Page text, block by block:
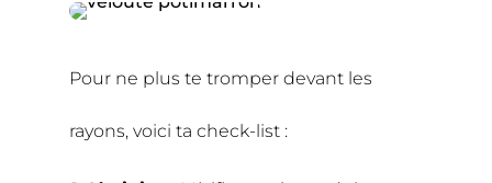
Pour ne plus te tromper devant les
rayons, voici ta check-list :